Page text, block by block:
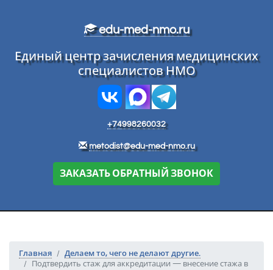
edu-med-nmo.ru
Единый центр зачисления медицинских
специалистов НМО
+74998260032
metodist@edu-med-nmo.ru
ЗАКАЗАТЬ ОБРАТНЫЙ ЗВОНОК
Главная
Делаем то, чего не делают другие.
Подтвердить стаж для аккредитации — внесение стажа в